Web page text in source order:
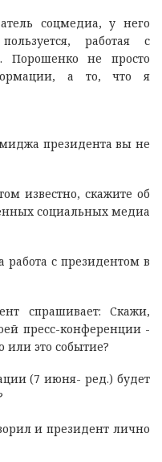
соцмедиа, у него
работая с
Порошенко не просто
а то, что я
президента вы не
известно, скажите об
социальных медиа
работа с президентом в
спрашивает: Скажи,
пресс-конференции -
это событие?
(7 июня- ред.) будет
и президент лично